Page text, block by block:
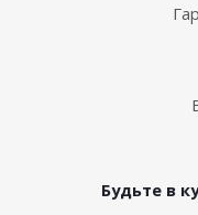
Будьте в